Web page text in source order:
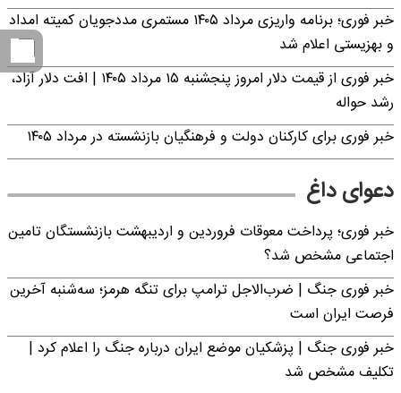
خبر فوری؛ برنامه واریزی مرداد ۱۴۰۵ مستمری مددجویان کمیته امداد
و بهزیستی اعلام شد
خبر فوری از قیمت دلار امروز پنجشنبه ۱۵ مرداد ۱۴۰۵ | افت دلار آزاد،
رشد حواله
خبر فوری برای کارکنان دولت و فرهنگیان بازنشسته در مرداد ۱۴۰۵
دعوای داغ
خبر فوری؛ پرداخت معوقات فروردین و اردیبهشت بازنشستگان تامین
اجتماعی مشخص شد؟
خبر فوری جنگ | ضرب‌الاجل ترامپ برای تنگه هرمز؛ سه‌شنبه آخرین
فرصت ایران است
خبر فوری جنگ | پزشکیان موضع ایران درباره جنگ را اعلام کرد |
تکلیف مشخص شد